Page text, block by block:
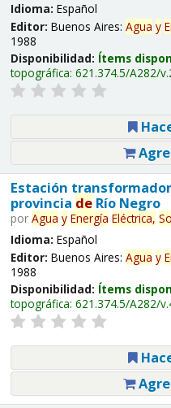
Idioma: Español
Editor: Buenos Aires: Agua y
1988
Disponibilidad: Ítems
topográfica: 621.374.5/A282/
Estación
provincia deRío Negro
por Agua y Energía Eléctrica,
Idioma: Español
Editor: Buenos Aires: Agua y
1988
Disponibilidad: Ítems
topográfica: 621.374.5/A282/